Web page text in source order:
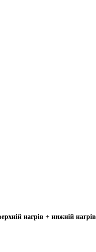
нагрів + нижній нагрів